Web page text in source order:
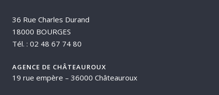
36 Rue Charles Durand
18000 BOURGES
Tél. : 02 48 67 74 80
AGENCE DE CHÂTEAUROUX
19 rue empère – 36000 Châteauroux